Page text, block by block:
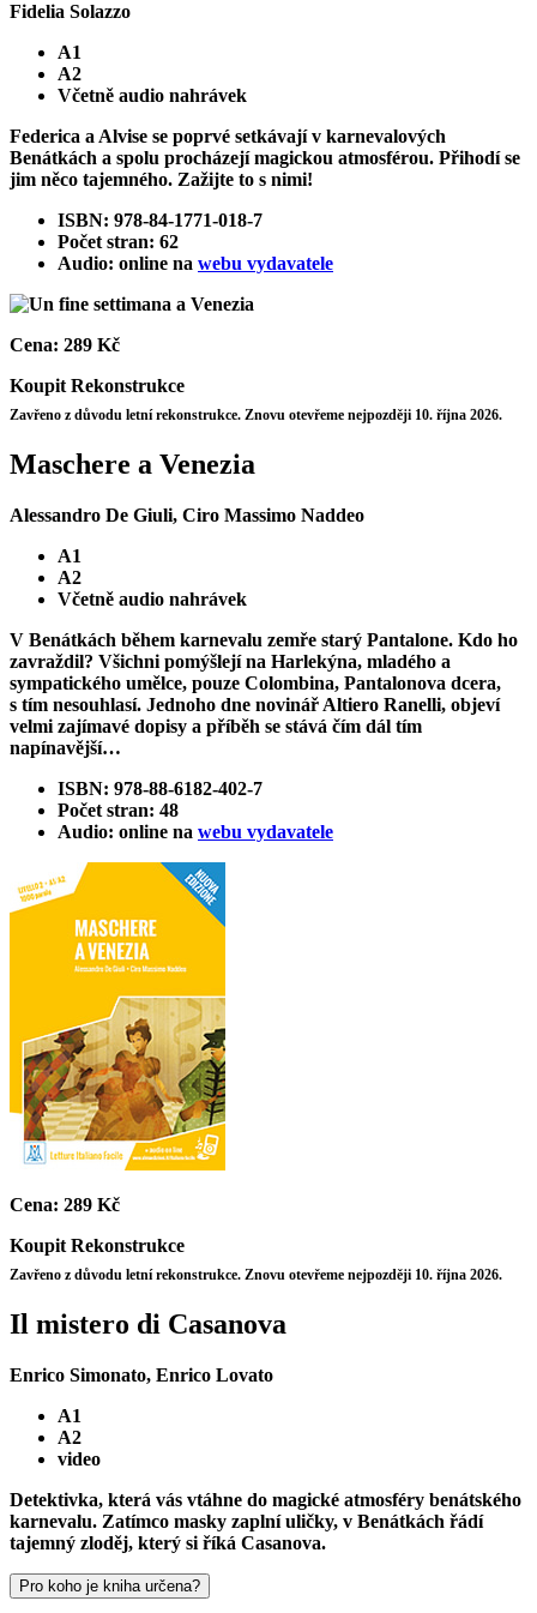
Fidelia Solazzo
A1
A2
Včetně audio nahrávek
Federica a Alvise se poprvé setkávají v karnevalových
Benátkách a spolu procházejí magickou atmosférou. Přihodí se
jim něco tajemného. Zažijte to s nimi!
ISBN: 978-84-1771-018-7
Počet stran: 62
Audio: online na webu vydavatele
Cena: 289 Kč
Koupit Rekonstrukce
Zavřeno z důvodu letní rekonstrukce. Znovu otevřeme nejpozději 10. října 2026.
Maschere a Venezia
Alessandro De Giuli, Ciro Massimo Naddeo
A1
A2
Včetně audio nahrávek
V Benátkách během karnevalu zemře starý Pantalone. Kdo ho
zavraždil? Všichni pomýšlejí na Harlekýna, mladého a
sympatického umělce, pouze Colombina, Pantalonova dcera,
s tím nesouhlasí. Jednoho dne novinář Altiero Ranelli, objeví
velmi zajímavé dopisy a příběh se stává čím dál tím
napínavější…
ISBN: 978-88-6182-402-7
Počet stran: 48
Audio: online na webu vydavatele
Cena: 289 Kč
Koupit Rekonstrukce
Zavřeno z důvodu letní rekonstrukce. Znovu otevřeme nejpozději 10. října 2026.
Il mistero di Casanova
Enrico Simonato, Enrico Lovato
A1
A2
video
Detektivka, která vás vtáhne do magické atmosféry benátského
karnevalu. Zatímco masky zaplní uličky, v Benátkách řádí
tajemný zloděj, který si říká Casanova.
Pro koho je kniha určena?